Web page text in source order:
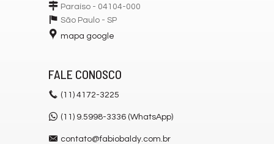
Paraíso - 04104-000
São Paulo - SP
mapa google
FALE CONOSCO
(11) 4172-3225
(11) 9.5998-3336 (WhatsApp)
contato@fabiobaldy.com.br